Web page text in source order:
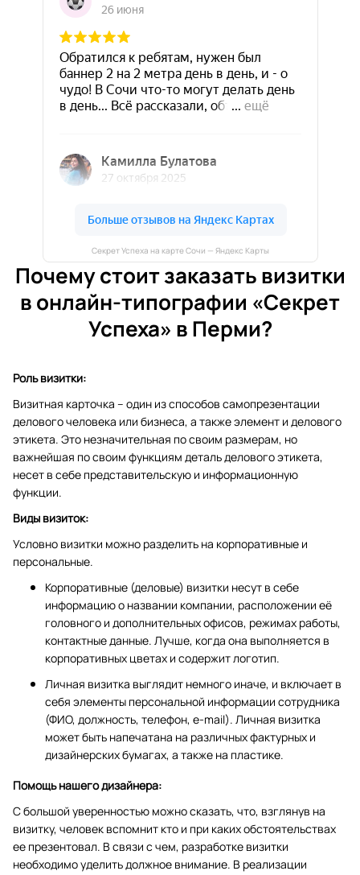
Секрет Успеха на карте Сочи — Яндекс Карты
Почему стоит заказать визитки
в онлайн-типографии «Секрет
Успеха» в Перми?
Роль визитки:
Визитная карточка – один из способов самопрезентации
делового человека или бизнеса, а также элемент и делового
этикета. Это незначительная по своим размерам, но
важнейшая по своим функциям деталь делового этикета,
несет в себе представительскую и информационную
функции.
Виды визиток:
Условно визитки можно разделить на корпоративные и
персональные.
Корпоративные (деловые) визитки несут в себе
информацию о названии компании, расположении её
головного и дополнительных офисов, режимах работы,
контактные данные. Лучше, когда она выполняется в
корпоративных цветах и содержит логотип.
Личная визитка выглядит немного иначе, и включает в
себя элементы персональной информации сотрудника
(ФИО, должность, телефон, e-mail). Личная визитка
может быть напечатана на различных фактурных и
дизайнерских бумагах, а также на пластике.
Помощь нашего дизайнера:
С большой уверенностью можно сказать, что, взглянув на
визитку, человек вспомнит кто и при каких обстоятельствах
ее презентовал. В связи с чем, разработке визитки
необходимо уделить должное внимание. В реализации